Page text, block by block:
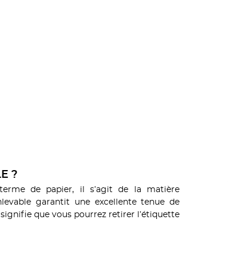
?
de papier, il s’agit de la matière
garantit une excellente tenue de
que vous pourrez retirer l’étiquette